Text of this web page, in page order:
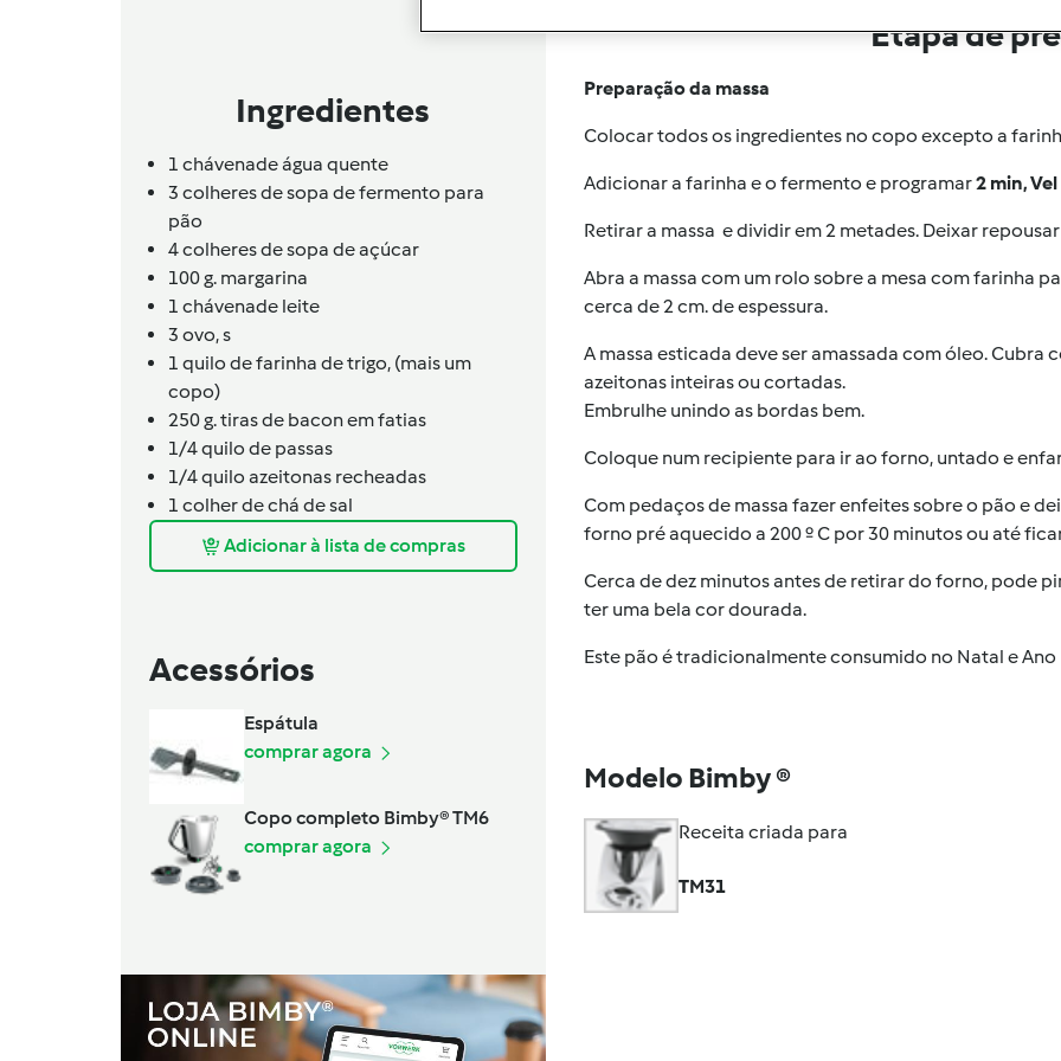
Ingredientes
1 chávenade água quente
3 colheres de sopa de fermento para
pão
4 colheres de sopa de açúcar
100 g. margarina
1 chávenade leite
3 ovo,s
1 quilo de farinha de trigo, (mais um
copo)
250 g. tiras de bacon em fatias
1/4 quilo de passas
1/4 quilo azeitonas recheadas
1 colher de chá de sal
Adicionar à lista de compras
Acessórios
Espátula
comprar agora
Copo completo Bimby® TM6
comprar agora
Etapa de
Preparação da massa
Colocar todos os ingredientes no copo excepto a
Adicionar a farinha e o fermento e programar2 min,
Retirar a massa e dividir em 2 metades. Deixar
Abra a massa com um rolo sobre a mesa com farinha
cerca de 2 cm.de espessura.
A massa esticada deve ser amassada com óleo. Cubra
azeitonas inteiras ou cortadas.
Embrulhe unindo as bordas bem.
Coloque num recipiente para ir ao forno, untado e
Com pedaços de massa fazer enfeites sobre o pão e
forno pré aquecido a 200 º C por 30 minutos ou até
Cerca de dez minutos antes de retirar do forno, pode
ter uma bela cor dourada.
Este pão é tradicionalmente consumido no Natal e Ano
Modelo Bimby ®
Receita criada para
TM31